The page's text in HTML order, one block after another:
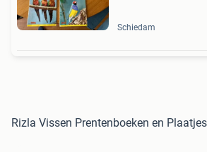
Schiedam
Rizla Vissen Prentenboeken en